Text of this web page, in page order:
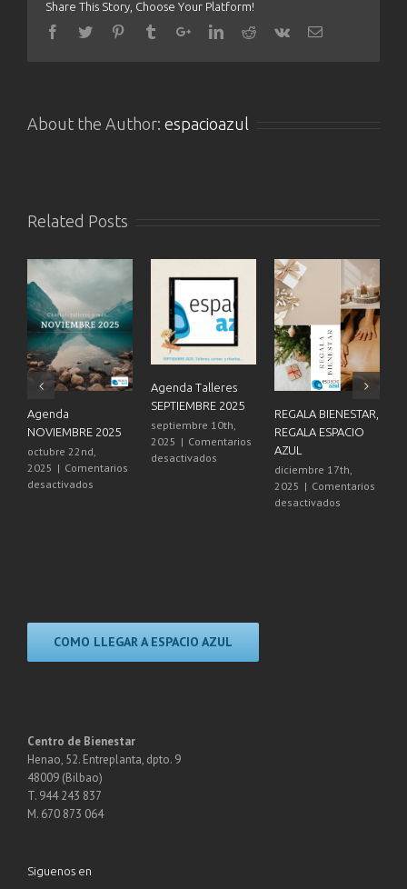
Share This Story, Choose Your Platform!
About the Author: espacioazul
Related Posts
Agenda
NOVIEMBRE 2025
octubre 22nd,
2025 | Comentarios
desactivados
Agenda Talleres
SEPTIEMBRE 2025
septiembre 10th,
2025 | Comentarios
desactivados
REGALA BIENESTAR,
REGALA ESPACIO
AZUL
diciembre 17th,
2025 | Comentarios
desactivados
COMO LLEGAR A ESPACIO AZUL
Centro de Bienestar
Henao, 52. Entreplanta, dpto. 9
48009 (Bilbao)
T. 944 243 837
M. 670 873 064
Siguenos en